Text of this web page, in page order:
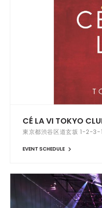
CÉ LA VI TOKYO
東京都渋谷区道玄坂 1-2-3-
EVENT SCHEDULE